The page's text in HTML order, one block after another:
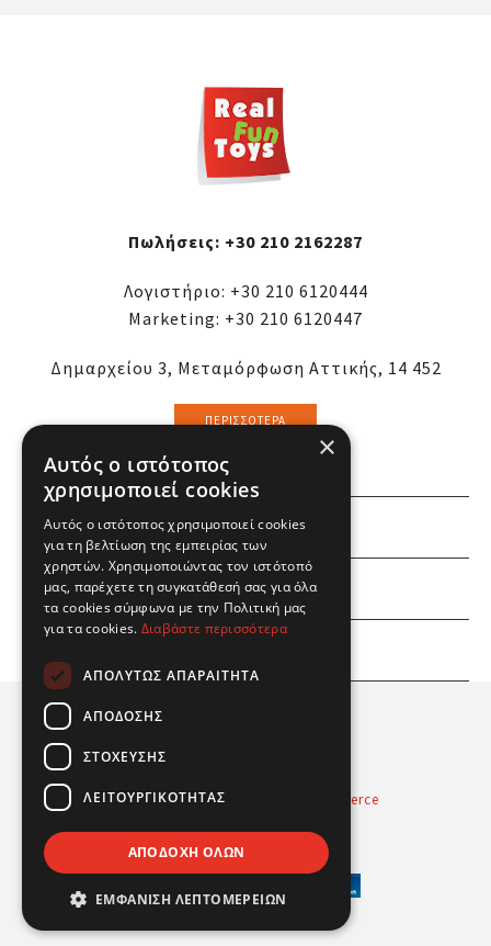
Πωλήσεις: +30 210 2162287
Λογιστήριο: +30 210 6120444
Marketing: +30 210 6120447
Δημαρχείου 3, Μεταμόρφωση Αττικής, 14 452
ΠΕΡΙΣΣΌΤΕΡΑ
ΕΜΕΙΣ
ΕΣΕΙΣ
Powered byRadicode
nopCommerce
×
Αυτός ο ιστότοπος
χρησιμοποιεί cookies
Αυτός ο ιστότοπος χρησιμοποιεί cookies
για τη βελτίωση της εμπειρίας των
χρηστών. Χρησιμοποιώντας τον ιστότοπό
μας, παρέχετε τη συγκατάθεσή σας για όλα
τα cookies σύμφωνα με την Πολιτική μας
για τα cookies. Διαβάστε περισσότερα
ΑΠΟΛΎΤΩΣ ΑΠΑΡΑΊΤΗΤΑ
ΑΠΌΔΟΣΗΣ
ΣΤΌΧΕΥΣΗΣ
ΛΕΙΤΟΥΡΓΙΚΌΤΗΤΑΣ
ΑΠΟΔΟΧΉ ΌΛΩΝ
ΕΜΦΆΝΙΣΗ ΛΕΠΤΟΜΕΡΕΙΏΝ